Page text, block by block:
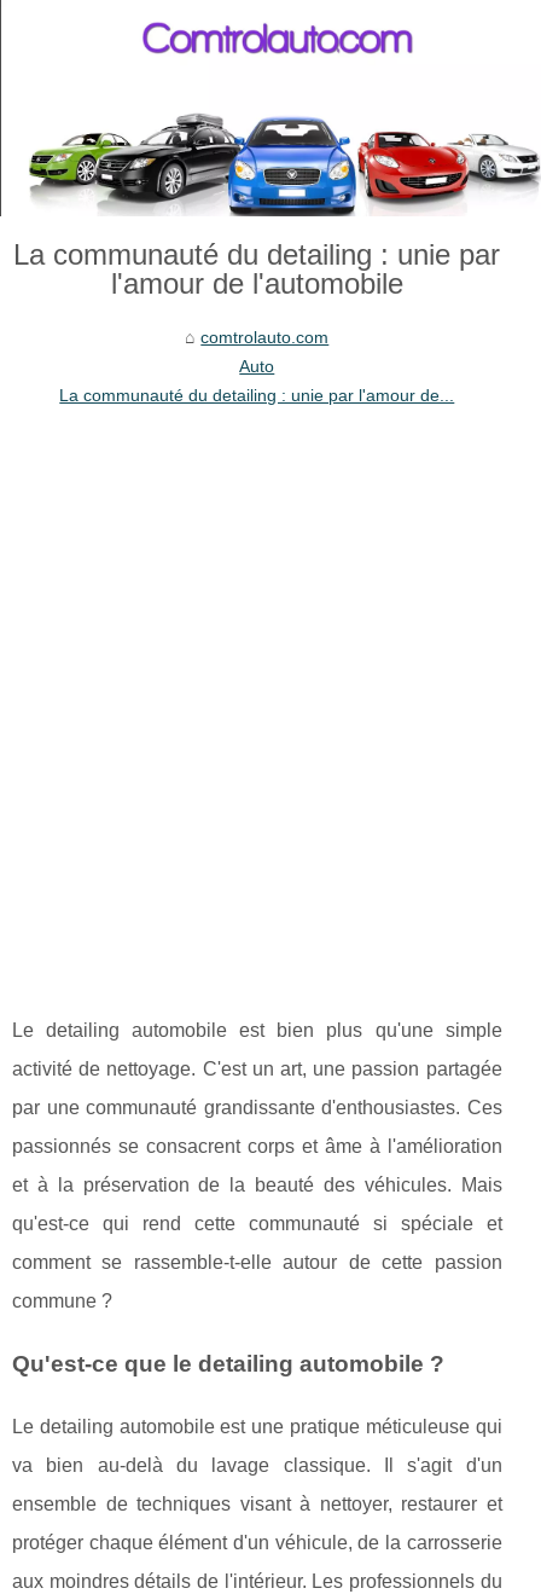
La communauté du detailing : unie par
l'amour de l'automobile
comtrolauto.com
Auto
La communauté du detailing : unie par l'amour de...
Le detailing automobile est bien plus qu'une simple
activité de nettoyage. C'est un art, une passion partagée
par une communauté grandissante d'enthousiastes. Ces
passionnés se consacrent corps et âme à l'amélioration
et à la préservation de la beauté des véhicules. Mais
qu'est-ce qui rend cette communauté si spéciale et
comment se rassemble-t-elle autour de cette passion
commune ?
Qu'est-ce que le detailing automobile ?
Le detailing automobile est une pratique méticuleuse qui
va bien au-delà du lavage classique. Il s'agit d'un
ensemble de techniques visant à nettoyer, restaurer et
protéger chaque élément d'un véhicule, de la carrosserie
aux moindres détails de l'intérieur. Les professionnels du